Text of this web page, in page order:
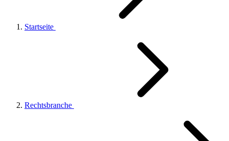
Startseite
Rechtsbranche